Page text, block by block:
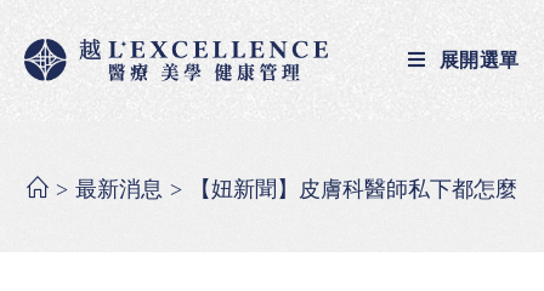
展開選單
> 最新消息 > 【妞新聞】皮膚科醫師私下都怎麼